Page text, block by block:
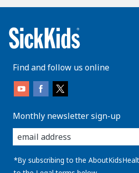
Find and follow us online
Monthly newsletter sign-up
enter
you
email
address:
*By subscribing to the